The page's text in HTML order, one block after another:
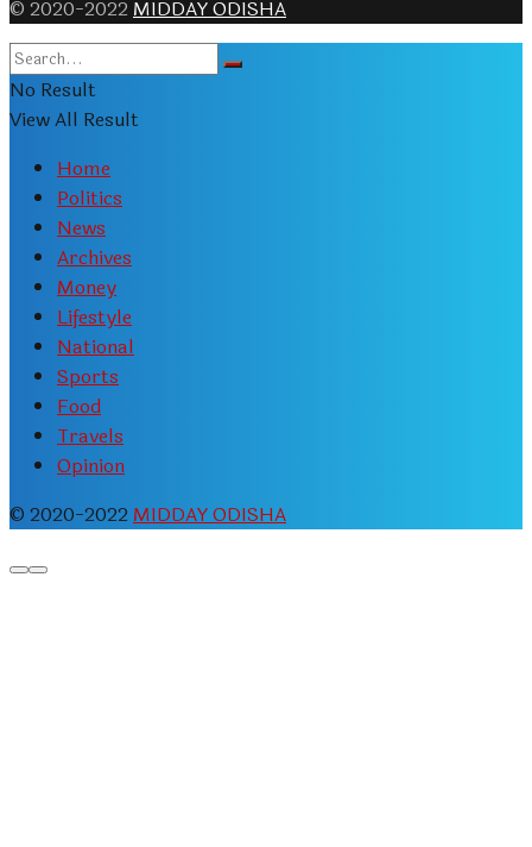
© 2020-2022 MIDDAY ODISHA
No Result
View All Result
Home
Politics
News
Archives
Money
Lifestyle
National
Sports
Food
Travels
Opinion
© 2020-2022 MIDDAY ODISHA